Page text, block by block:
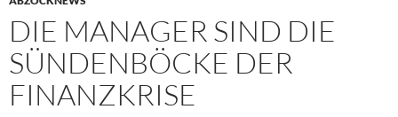
DIE MANAGER SIND DIE
SÜNDENBÖCKE DER
FINANZKRISE